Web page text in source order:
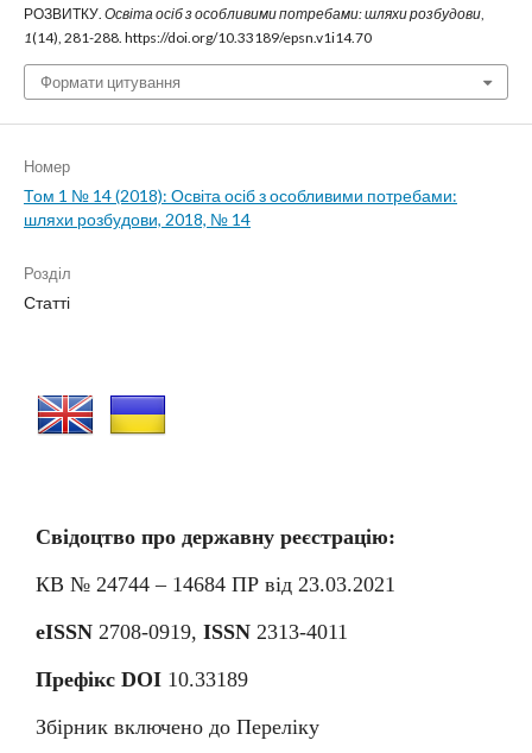
РОЗВИТКУ. Освіта осіб з особливими потребами: шляхи розбудови
1(14), 281-288. https://doi.org/10.33189/epsn.v1i14.70
Формати цитування
Номер
Том 1 № 14 (2018): Освіта осіб з особливими потребами:
шляхи розбудови, 2018, № 14
Розділ
Статті
Свідоцтво про державну реєстрацію:
КВ № 24744 – 14684 ПР від 23.03.2021
eISSN 2708-0919, ISSN 2313-4011
Префікс DOI 10.33189
Збірник включено до Переліку